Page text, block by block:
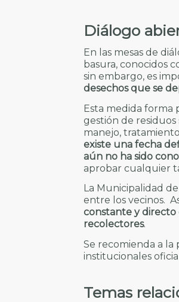
Diálogo
En las mesas de
basura, conocidos
sin embargo, es
desechos que se
Esta medida forma
gestión de residuos
manejo,
existe una fecha
aún no ha sido
aprobar cualquier
La Municipalidad
entre los vecinos.
constante y directo
recolectores.
Se recomienda a la
institucionales
Temas